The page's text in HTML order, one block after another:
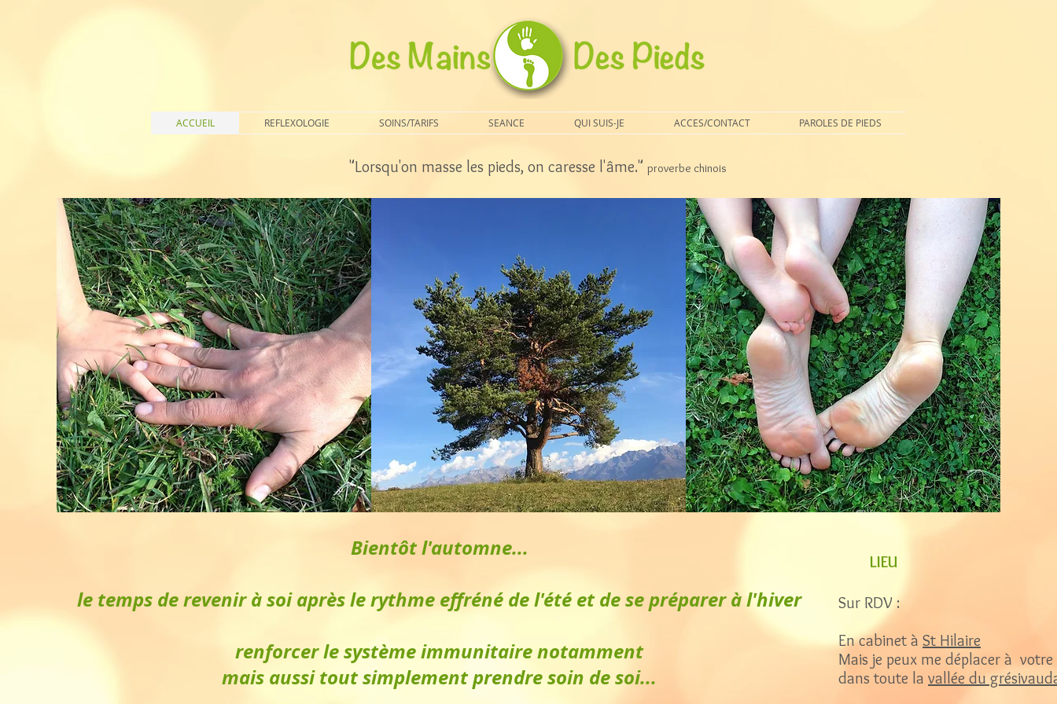
ACCUEIL REFLEXOLOGIE SOINS/TARIFS SEANCE QUI SUIS-JE ACCES/CONTACT PAROLES DE PIEDS
"Lorsqu'on masse les pieds, on caresse l'âme." proverbe chinois
Bientôt l'automne...
le temps de revenir à soi après le rythme effréné de l'été et de se préparer à l'hiver
renforcer le système immunitaire notamment
mais aussi tout simplement prendre soin de soi...
LIEU
Sur RDV :
En cabinet à St Hilaire
Mais je peux me déplacer à votre
dans toute la vallée du